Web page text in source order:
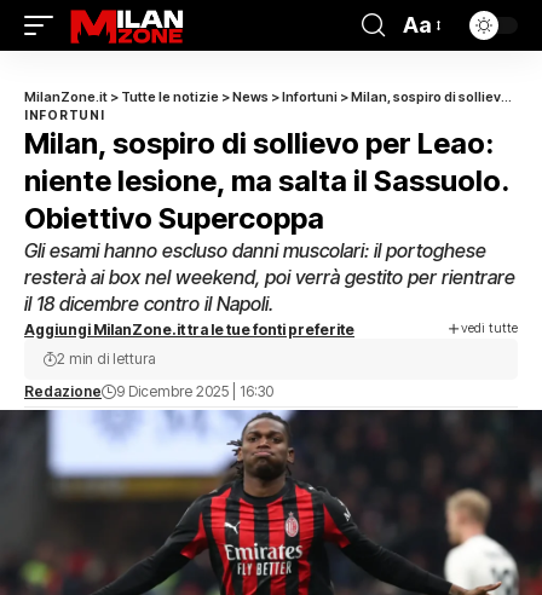
Aa
MilanZone.it > Tutte le notizie >News >Infortuni >Milan, sospiro di sollievo per Leao: niente lesione, ma salta il Sassuolo. Obiettivo Supercoppa
INFORTUNI
Milan, sospiro di sollievo per Leao:
niente lesione, ma salta il Sassuolo.
Obiettivo Supercoppa
Gli esami hanno escluso danni muscolari: il portoghese
resterà ai box nel weekend, poi verrà gestito per rientrare
il 18 dicembre contro il Napoli.
Aggiungi MilanZone.it tra le tue fonti preferite vedi tutte
Redazione 9 Dicembre 2025 | 16:30
2 min di lettura